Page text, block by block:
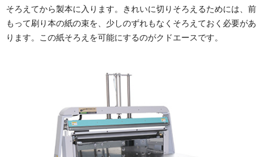
そろえてから製本に入ります。きれいに切りそろえるためには、前
もって刷り本の紙の束を、少しのずれもなくそろえておく必要があ
ります。この紙そろえを可能にするのがクドエースです。